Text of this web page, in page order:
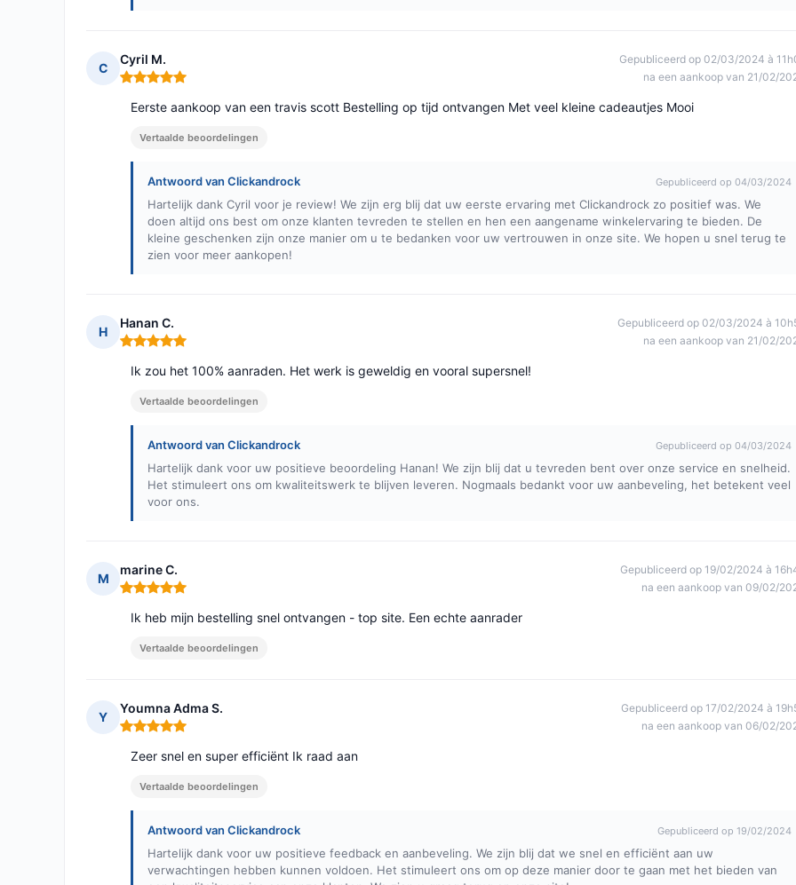
C
Cyril M.
Opmerking: 5 van 5
Gepubliceerd op 02/03/2024 à
na een aankoop van 21/02/
Eerste aankoop van een travis scott Bestelling op tijd ontvangen Met veel kleine cadeautjes Mooi
Vertaalde beoordelingen
Antwoord van Clickandrock Gepubliceerd op 04/03/2024
Hartelijk dank Cyril voor je review! We zijn erg blij dat uw eerste ervaring met Clickandrock zo positief was. We
doen altijd ons best om onze klanten tevreden te stellen en hen een aangename winkelervaring te bieden. De
kleine geschenken zijn onze manier om u te bedanken voor uw vertrouwen in onze site. We hopen u snel terug te
zien voor meer aankopen!
H
Hanan C.
Opmerking: 5 van 5
Gepubliceerd op 02/03/2024 à
na een aankoop van 21/02/
Ik zou het 100% aanraden. Het werk is geweldig en vooral supersnel!
Vertaalde beoordelingen
Antwoord van Clickandrock Gepubliceerd op 04/03/2024
Hartelijk dank voor uw positieve beoordeling Hanan! We zijn blij dat u tevreden bent over onze service en snelheid.
Het stimuleert ons om kwaliteitswerk te blijven leveren. Nogmaals bedankt voor uw aanbeveling, het betekent veel
voor ons.
M
marine C.
Opmerking: 5 van 5
Gepubliceerd op 19/02/2024 à
na een aankoop van 09/02/
Ik heb mijn bestelling snel ontvangen - top site. Een echte aanrader
Vertaalde beoordelingen
Y
Youmna Adma S.
Opmerking: 5 van 5
Gepubliceerd op 17/02/2024 à
na een aankoop van 06/02/
Zeer snel en super efficiënt Ik raad aan
Vertaalde beoordelingen
Antwoord van Clickandrock Gepubliceerd op 19/02/2024
Hartelijk dank voor uw positieve feedback en aanbeveling. We zijn blij dat we snel en efficiënt aan uw
verwachtingen hebben kunnen voldoen. Het stimuleert ons om op deze manier door te gaan met het bieden van